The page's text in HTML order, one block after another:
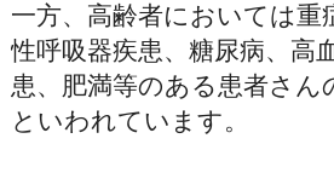
一方、高齢者においては重
性呼吸器疾患、糖尿病、高
患、肥満等のある患者さん
といわれています。